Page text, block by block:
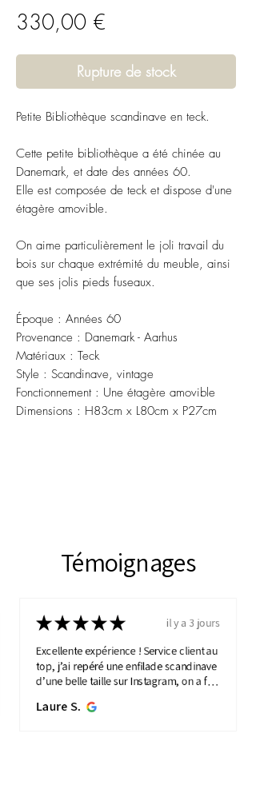
Témoignages
★★★★★
il y a 3 jours
Excellente expérience ! Service client au
top, j’ai repéré une enfilade scandinave
d’une belle taille sur Instagram, on a fait
plus...MONTRE PLUS
Laure S.
330,00 €
Rupture de stock
Petite Bibliothèque scandinave en teck.
Cette petite bibliothèque a été chinée au
Danemark, et date des années 60.
Elle est composée de teck et dispose d'une
étagère amovible.
On aime particulièrement le joli travail du
bois sur chaque extrémité du meuble, ainsi
que ses jolis pieds fuseaux.
Époque : Années 60
Provenance : Danemark - Aarhus
Matériaux : Teck
Style : Scandinave, vintage
Fonctionnement : Une étagère amovible
Dimensions : H83cm x L80cm x P27cm